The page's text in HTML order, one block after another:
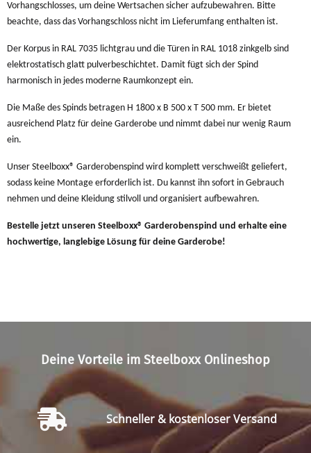
Vorhangschlosses, um deine Wertsachen sicher aufzubewahren. Bitte
beachte, dass das Vorhangschloss nicht im Lieferumfang enthalten ist.
Der Korpus in RAL 7035 lichtgrau und die Türen in RAL 1018 zinkgelb sind
elektrostatisch glatt pulverbeschichtet. Damit fügt sich der Spind
harmonisch in jedes moderne Raumkonzept ein.
Die Maße des Spinds betragen H 1800 x B 500 x T 500 mm. Er bietet
ausreichend Platz für deine Garderobe und nimmt dabei nur wenig Raum
ein.
Unser Steelboxx® Garderobenspind wird komplett verschweißt geliefert,
sodass keine Montage erforderlich ist. Du kannst ihn sofort in Gebrauch
nehmen und deine Kleidung stilvoll und organisiert aufbewahren.
Bestelle jetzt unseren Steelboxx® Garderobenspind und erhalte eine
hochwertige, langlebige Lösung für deine Garderobe!
Deine Vorteile im Steelboxx Onlineshop
Schneller & kostenloser Versand